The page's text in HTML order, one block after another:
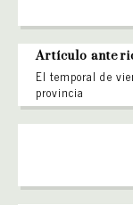
Artículo
El temporal de
provincia